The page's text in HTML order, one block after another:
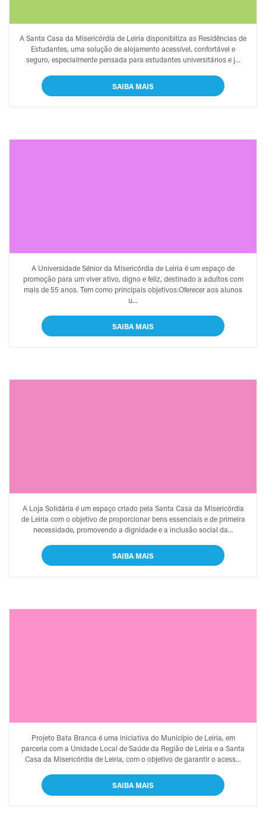
ESTUDANTES
A Santa Casa da Misericórdia de Leiria disponibiliza as Residências de
Estudantes, uma solução de alojamento acessível, confortável e
seguro, especialmente pensada para estudantes universitários e j...
SAIBA MAIS
A Universidade Sénior da Misericórdia de Leiria é um espaço de
promoção para um viver ativo, digno e feliz, destinado a adultos com
mais de 55 anos. Tem como principais objetivos:Oferecer aos alunos
u...
SAIBA MAIS
A Loja Solidária é um espaço criado pela Santa Casa da Misericórdia
de Leiria com o objetivo de proporcionar bens essenciais e de primeira
necessidade, promovendo a dignidade e a inclusão social da...
SAIBA MAIS
Projeto Bata Branca é uma iniciativa do Município de Leiria, em
parceria com a Unidade Local de Saúde da Região de Leiria e a Santa
Casa da Misericórdia de Leiria, com o objetivo de garantir o acess...
SAIBA MAIS